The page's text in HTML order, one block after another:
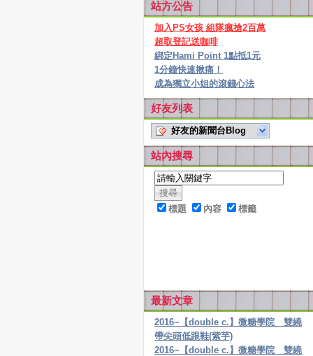
站方公告
加入PS女孩 組隊瘋搶2百萬
超取登記送咖啡
綁定Hami Point 1點抵1元
1分鐘快速揪痛！
成為獨立小姐的滾錢心法
好友列表
好友的新聞台Blog
站內搜尋
標題 內容 標籤
最新文章
2016~【double c.】微糖學院 雙繞
帶尖頭低跟鞋(紫芋)
2016~【double c.】微糖學院 雙繞